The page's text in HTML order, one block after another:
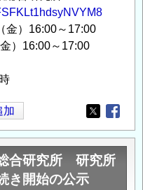
金）16:00～17:00
16:00～17:00
加
Opens in
合研究所 研究所
き開始の公示